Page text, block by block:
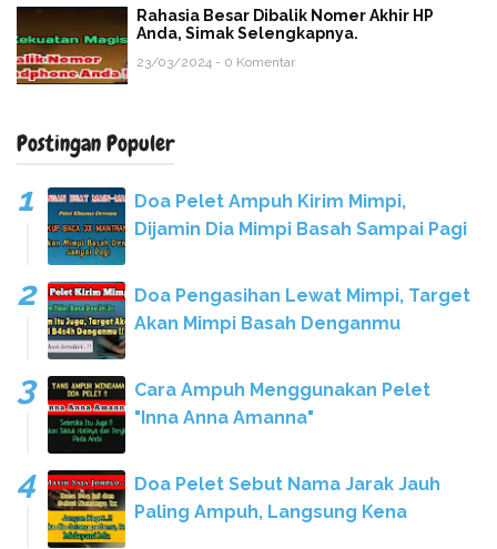
Rahasia Besar Dibalik Nomer Akhir HP
Anda, Simak Selengkapnya.
23/03/2024 - 0 Komentar
Postingan Populer
Doa Pelet Ampuh Kirim Mimpi,
Dijamin Dia Mimpi Basah Sampai Pagi
Doa Pengasihan Lewat Mimpi, Target
Akan Mimpi Basah Denganmu
Cara Ampuh Menggunakan Pelet
"Inna Anna Amanna"
Doa Pelet Sebut Nama Jarak Jauh
Paling Ampuh, Langsung Kena